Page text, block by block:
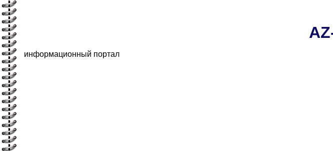
информационный портал